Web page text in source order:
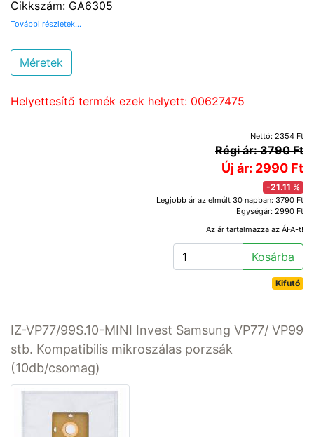
Cikkszám: GA6305
További részletek...
Méretek
Helyettesítő termék ezek helyett: 00627475
Nettó: 2354 Ft
Régi ár: 3790 Ft
Új ár: 2990 Ft
-21.11 %
Legjobb ár az elmúlt 30 napban: 3790 Ft
Egységár: 2990 Ft
Az ár tartalmazza az ÁFA-t!
Kosárba
Kifutó
IZ-VP77/99S.10-MINI Invest Samsung VP77/ VP99
stb. Kompatibilis mikroszálas porzsák
(10db/csomag)